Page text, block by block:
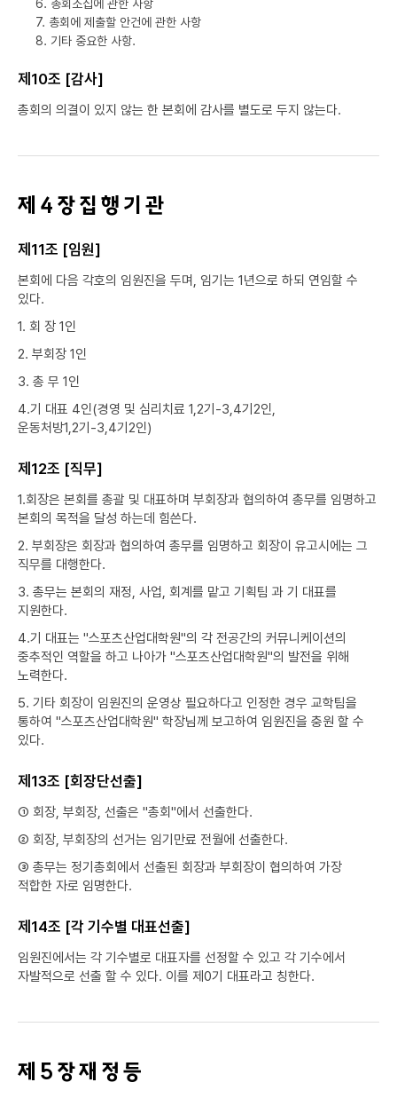
6. 총회소집에 관한 사항
7. 총회에 제출할 안건에 관한 사항
8. 기타 중요한 사항.
제10조 [감사]
총회의 의결이 있지 않는 한 본회에 감사를 별도로 두지 않는다.
제 4 장 집 행 기 관
제11조 [임원]
본회에 다음 각호의 임원진을 두며, 임기는 1년으로 하되 연임할 수
있다.
1. 회 장 1인
2. 부회장 1인
3. 총 무 1인
4.기 대표 4인(경영 및 심리치료 1,2기-3,4기2인,
운동처방1,2기-3,4기2인)
제12조 [직무]
1.회장은 본회를 총괄 및 대표하며 부회장과 협의하여 총무를 임명하고
본회의 목적을 달성 하는데 힘쓴다.
2. 부회장은 회장과 협의하여 총무를 임명하고 회장이 유고시에는 그
직무를 대행한다.
3. 총무는 본회의 재정, 사업, 회계를 맡고 기획팀 과 기 대표를
지원한다.
4.기 대표는 "스포츠산업대학원"의 각 전공간의 커뮤니케이션의
중추적인 역할을 하고 나아가 "스포츠산업대학원"의 발전을 위해
노력한다.
5. 기타 회장이 임원진의 운영상 필요하다고 인정한 경우 교학팀을
통하여 "스포츠산업대학원" 학장님께 보고하여 임원진을 충원 할 수
있다.
제13조 [회장단선출]
① 회장, 부회장, 선출은 "총회"에서 선출한다.
② 회장, 부회장의 선거는 임기만료 전월에 선출한다.
③ 총무는 정기총회에서 선출된 회장과 부회장이 협의하여 가장
적합한 자로 임명한다.
제14조 [각 기수별 대표선출]
임원진에서는 각 기수별로 대표자를 선정할 수 있고 각 기수에서
자발적으로 선출 할 수 있다. 이를 제0기 대표라고 칭한다.
제 5 장 재 정 등